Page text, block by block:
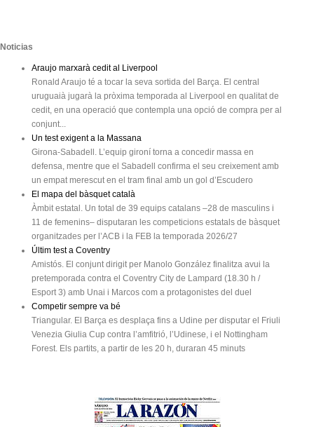
Noticias
Araujo marxarà cedit al Liverpool
Ronald Araujo té a tocar la seva sortida del Barça. El central
uruguaià jugarà la pròxima temporada al Liverpool en qualitat de
cedit, en una operació que contempla una opció de compra per al
conjunt...
Un test exigent a la Massana
Girona-Sabadell. L’equip gironí torna a concedir massa en
defensa, mentre que el Sabadell confirma el seu creixement amb
un empat merescut en el tram final amb un gol d’Escudero
El mapa del bàsquet català
Àmbit estatal. Un total de 39 equips catalans –28 de masculins i
11 de femenins– disputaran les competicions estatals de bàsquet
organitzades per l’ACB i la FEB la temporada 2026/27
Últim test a Coventry
Amistós. El conjunt dirigit per Manolo González finalitza avui la
pretemporada contra el Coventry City de Lampard (18.30 h /
Esport 3) amb Unai i Marcos com a protagonistes del duel
Competir sempre va bé
Triangular. El Barça es desplaça fins a Udine per disputar el Friuli
Venezia Giulia Cup contra l’amfitrió, l’Udinese, i el Nottingham
Forest. Els partits, a partir de les 20 h, duraran 45 minuts